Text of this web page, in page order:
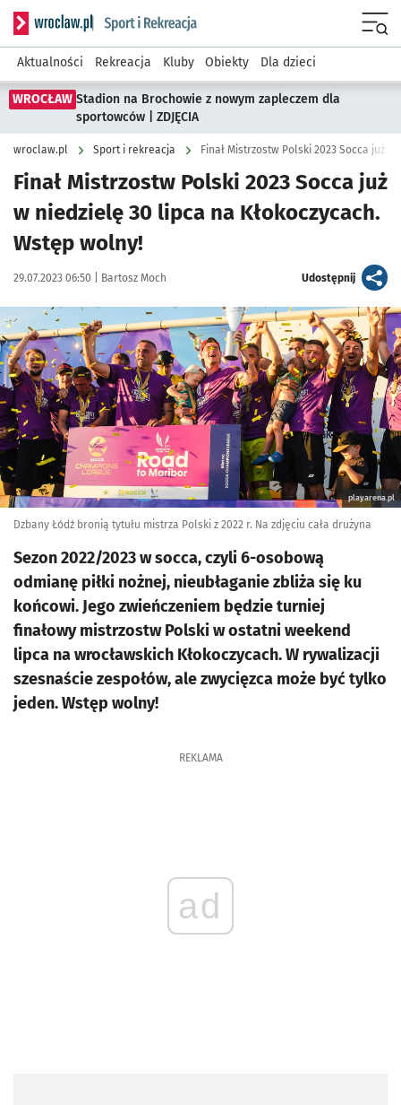
Serwis informacyjny wroclaw.pl podserwis: Sport i rekreacja
Aktualności Rekreacja Kluby Obiekty Dla dzieci
WROCŁAW Stadion na Brochowie z nowym zapleczem dla
sportowców | ZDJĘCIA
wroclaw.pl Sport i rekreacja
Finał Mistrzostw Polski 2023 Socca już
w niedzielę 30 lipca na Kłokoczycach.
Wstęp wolny!
Data publikacji:
29.07.2023 06:50 | Autor:
Bartosz Moch Udostępnijartykuł
Kliknij, aby powiększyć
playarena.pl
Dzbany Łódź bronią tytułu mistrza Polski z 2022 r. Na zdjęciu cała drużyna
Sezon 2022/2023 w socca, czyli 6-osobową
odmianę piłki nożnej, nieubłaganie zbliża się ku
końcowi. Jego zwieńczeniem będzie turniej
finałowy mistrzostw Polski w ostatni weekend
lipca na wrocławskich Kłokoczycach. W rywalizacji
szesnaście zespołów, ale zwycięzca może być tylko
jeden. Wstęp wolny!
REKLAMA
ad